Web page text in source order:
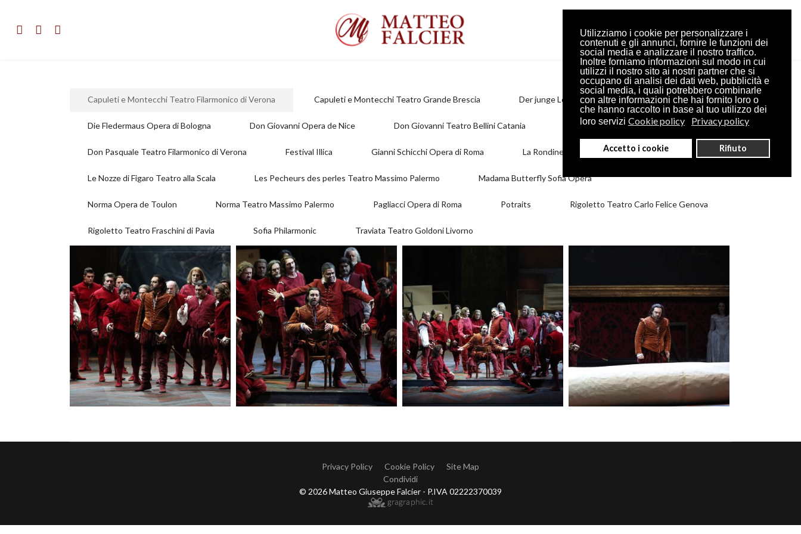
Utilizziamo i cookie per personalizzare i
contenuti e gli annunci, fornire le funzioni dei
social media e analizzare il nostro traffico.
Inoltre forniamo informazioni sul modo in cui
utilizzi il nostro sito ai nostri partner che si
occupano di analisi dei dati web, pubblicità e
social media, i quali potrebbero combinarle
con altre informazioni che hai fornito loro o
che hanno raccolto in base al tuo utilizzo dei
loro servizi Cookie policy Privacy policy
Accetto i cookie Rifiuto
Capuleti e Montecchi Teatro Filarmonico di Verona Capuleti e Montecchi Teatro Grande Brescia Der junge Lord Maggio Fiorentino
Die Fledermaus Opera di Bologna Don Giovanni Opera de Nice Don Giovanni Teatro Bellini Catania Don Pasquale Sofia Opera House
Don Pasquale Teatro Filarmonico di Verona Festival Illica Gianni Schicchi Opera di Roma La Rondine Teatro Verdi Pisa
Le Nozze di Figaro Teatro alla Scala Les Pecheurs des perles Teatro Massimo Palermo Madama Butterfly Sofia Opera
Norma Opera de Toulon Norma Teatro Massimo Palermo Pagliacci Opera di Roma Potraits Rigoletto Teatro Carlo Felice Genova
Rigoletto Teatro Fraschini di Pavia Sofia Philarmonic Traviata Teatro Goldoni Livorno
Privacy Policy Cookie Policy
Site Map
Condividi
© 2026 Matteo Giuseppe Falcier - P.IVA 02222370039